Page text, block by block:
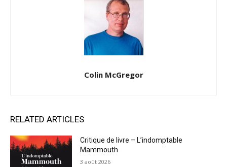
Colin McGregor
RELATED ARTICLES
Critique de livre – L’indomptable
Mammouth
3 août 2026